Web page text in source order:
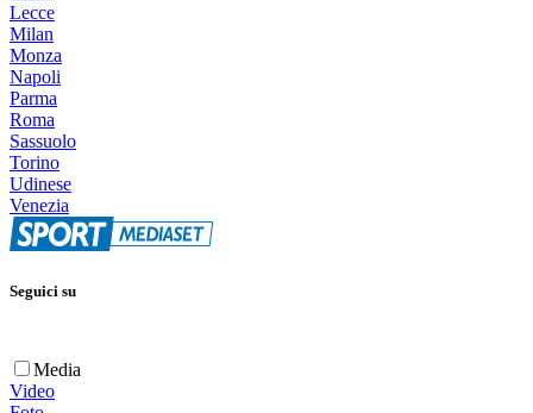
Lecce
Milan
Monza
Napoli
Parma
Roma
Sassuolo
Torino
Udinese
Venezia
Seguici su
Media
Video